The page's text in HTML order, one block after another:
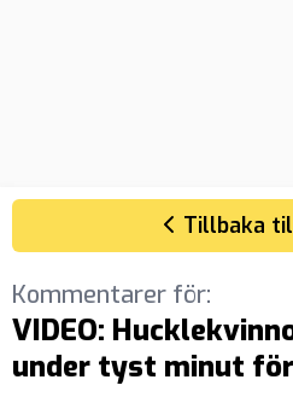
Tillbaka
Kommentarer för:
VIDEO:
under tyst minut